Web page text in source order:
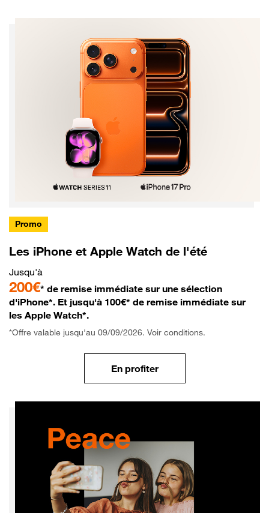
Promo
Les iPhone et Apple Watch de l'été
Jusqu'à
200€* de remise immédiate sur une sélection
d'iPhone*. Et jusqu'à 100€* de remise immédiate sur
les Apple Watch*.
*Offre valable jusqu'au 09/09/2026. Voir conditions.
En profiter